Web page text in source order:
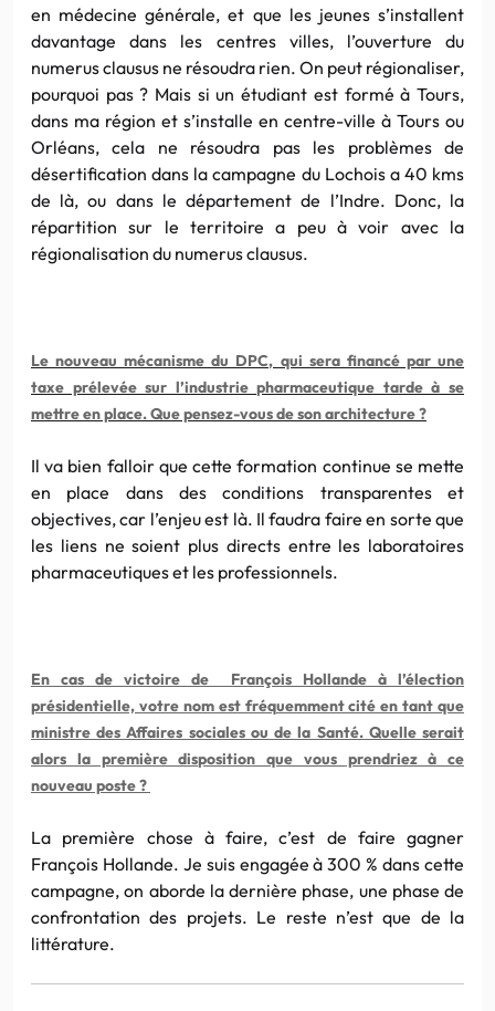
en médecine générale, et que les jeunes s’installent
davantage dans les centres villes, l’ouverture du
numerus clausus ne résoudra rien. On peut régionaliser,
pourquoi pas ? Mais si un étudiant est formé à Tours,
dans ma région et s’installe en centre-ville à Tours ou
Orléans, cela ne résoudra pas les problèmes de
désertification dans la campagne du Lochois a 40 kms
de là, ou dans le département de l’Indre. Donc, la
répartition sur le territoire a peu à voir avec la
régionalisation du numerus clausus.
Le nouveau mécanisme du DPC, qui sera financé par une
taxe prélevée sur l’industrie pharmaceutique tarde à se
mettre en place. Que pensez-vous de son architecture ?
Il va bien falloir que cette formation continue se mette
en place dans des conditions transparentes et
objectives, car l’enjeu est là. Il faudra faire en sorte que
les liens ne soient plus directs entre les laboratoires
pharmaceutiques et les professionnels.
En cas de victoire de François Hollande à l’élection
présidentielle, votre nom est fréquemment cité en tant que
ministre des Affaires sociales ou de la Santé. Quelle serait
alors la première disposition que vous prendriez à ce
nouveau poste ?
La première chose à faire, c’est de faire gagner
François Hollande. Je suis engagée à 300 % dans cette
campagne, on aborde la dernière phase, une phase de
confrontation des projets. Le reste n’est que de la
littérature.